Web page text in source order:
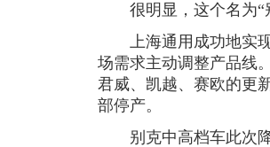
很明显，这个名为“
上海通用成功地实现
场需求主动调整产品线
君威、凯越、赛欧的更
部停产。
别克中高档车此次降